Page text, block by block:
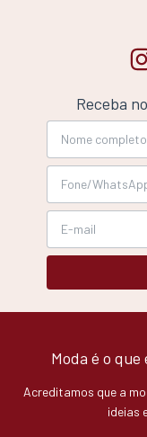
Receba
Moda é o
Acreditamos que a
ideias